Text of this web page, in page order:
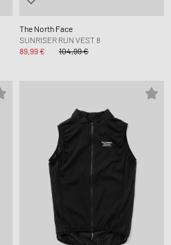
The North Face
SUNRISER RUN VEST 8
89,99 €
104,99 €